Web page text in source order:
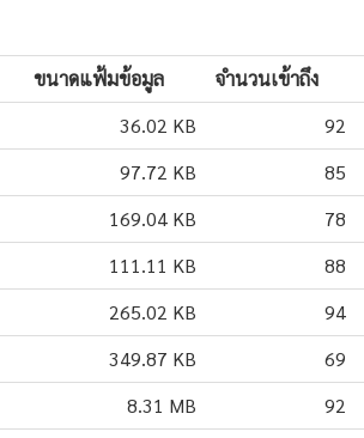
ขนาดแฟ้มข้อมูล จำนวนเข้าถึง
36.02 KB 92
97.72 KB 85
169.04 KB 78
111.11 KB 88
265.02 KB 94
349.87 KB 69
8.31 MB 92